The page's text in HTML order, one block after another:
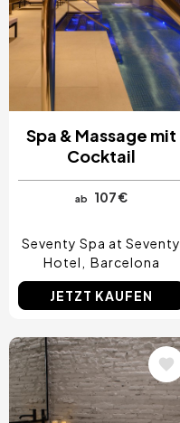
Spa & Massage mit
Cocktail
ab 107 €
Seventy Spa at Seventy
Hotel
Barcelona
JETZT KAUFEN
Bild